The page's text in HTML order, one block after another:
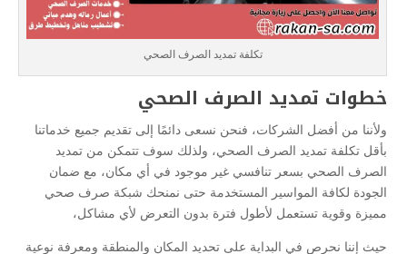
تكلفة تمديد الصرف الصحي
خطوات تمديد الصرف الصحي
ولأننا من أفضل الشركات، فنحن نسعى دائمًا إلى تقديم جميع خدماتنا
بأقل تكلفة تمديد الصرف الصحي، ولذلك سوف تتمكن من تمديد
الصرف الصحي بسعر تنافسي غير موجود في أي مكان، مع ضمان
الجودة لكافة المواسير المستخدمة حتى نمنحك شبكة صرف صحي
مميزة وقوية تستعمل لأطول فترة بدون التعرض لأي مشاكل،
حيث إننا نحرص في البداية على تحديد المكان والمنطقة ومعرفة نوعية